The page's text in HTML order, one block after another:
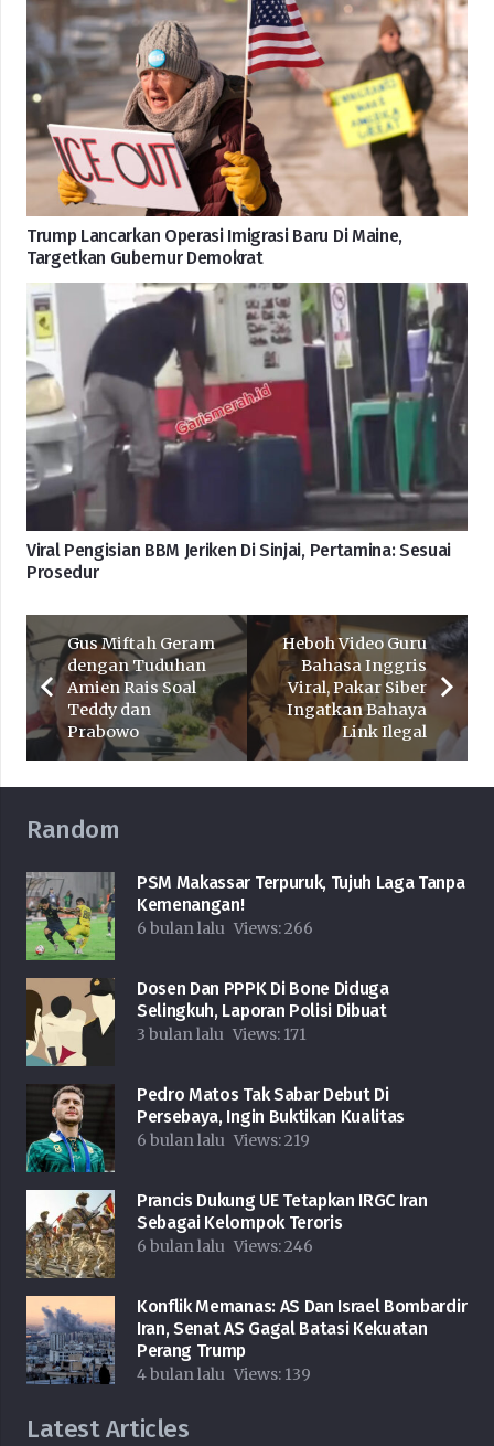
Trump Lancarkan Operasi Imigrasi Baru Di Maine,
Targetkan Gubernur Demokrat
Viral Pengisian BBM Jeriken Di Sinjai, Pertamina: Sesuai
Prosedur
Gus Miftah Geram
dengan Tuduhan
Amien Rais Soal
Teddy dan
Prabowo
Heboh Video Guru
Bahasa Inggris
Viral, Pakar Siber
Ingatkan Bahaya
Link Ilegal
Random
PSM Makassar Terpuruk, Tujuh Laga Tanpa
Kemenangan!
6 bulan lalu Views:266
Dosen Dan PPPK Di Bone Diduga
Selingkuh, Laporan Polisi Dibuat
3 bulan lalu Views: 171
Pedro Matos Tak Sabar Debut Di
Persebaya, Ingin Buktikan Kualitas
6 bulan lalu Views:219
Prancis Dukung UE Tetapkan IRGC Iran
Sebagai Kelompok Teroris
6 bulan lalu Views:246
Konflik Memanas: AS Dan Israel Bombardir
Iran, Senat AS Gagal Batasi Kekuatan
Perang Trump
4 bulan lalu Views: 139
Latest Articles